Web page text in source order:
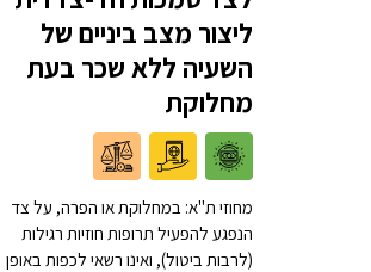
ליצור מצב ביניים של
השעיה ללא שכר בעת
מחלוקת
מחוזי ת"א: במחלוקת או הפרה, על צד
הנפגע להפעיל תרופות חוזיות רגילות
(לרבות ביטול), ואינו רשאי לכפות באופן